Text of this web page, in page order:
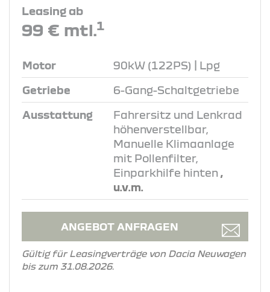
Leasing ab
99 € mtl.1
Motor 90kW (122PS) | Lpg
Getriebe 6-Gang-Schaltgetriebe
Ausstattung
Fahrersitz und Lenkrad
höhenverstellbar,
Manuelle Klimaanlage
mit Pollenfilter,
Einparkhilfe hinten ,
u.v.m.
ANGEBOT ANFRAGEN
Gültig für Leasingverträge von Dacia Neuwagen
bis zum 31.08.2026.